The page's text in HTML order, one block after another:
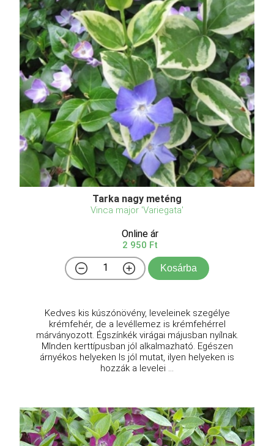
Tarka nagy meténg
Vinca major 'Variegata'
Online ár
2 950 Ft
Kosárba
Kedves kis kúszónövény, leveleinek szegélye
krémfehér, de a levéllemez is krémfehérrel
márványozott. Égszínkék virágai májusban nyílnak.
MInden kerttípusban jól alkalmazható. Egészen
árnyékos helyeken ls jól mutat, ilyen helyeken is
hozzák a levelei ...